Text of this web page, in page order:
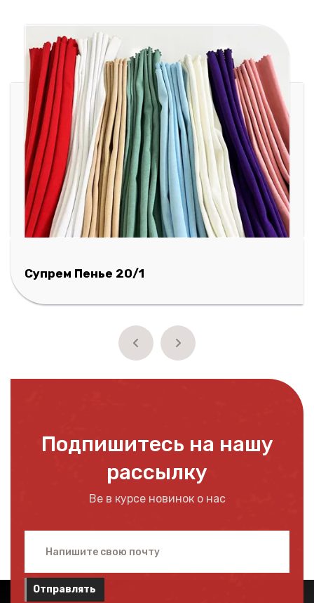
Супрем Пенье 20/1
Подпишитесь на нашу
рассылку
Be в курсе новинок о нас
Отправлять